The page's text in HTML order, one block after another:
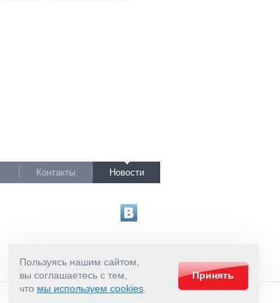
Контакты Новости
Пользуясь нашим сайтом,
вы соглашаетесь с тем,
что мы используем cookies
Принять